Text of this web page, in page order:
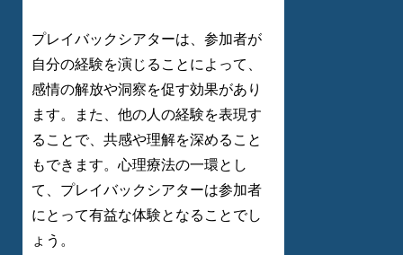
プレイバックシアターは、参加者が
自分の経験を演じることによって、
感情の解放や洞察を促す効果があり
ます。また、他の人の経験を表現す
ることで、共感や理解を深めること
もできます。心理療法の一環とし
て、プレイバックシアターは参加者
にとって有益な体験となることでし
ょう。